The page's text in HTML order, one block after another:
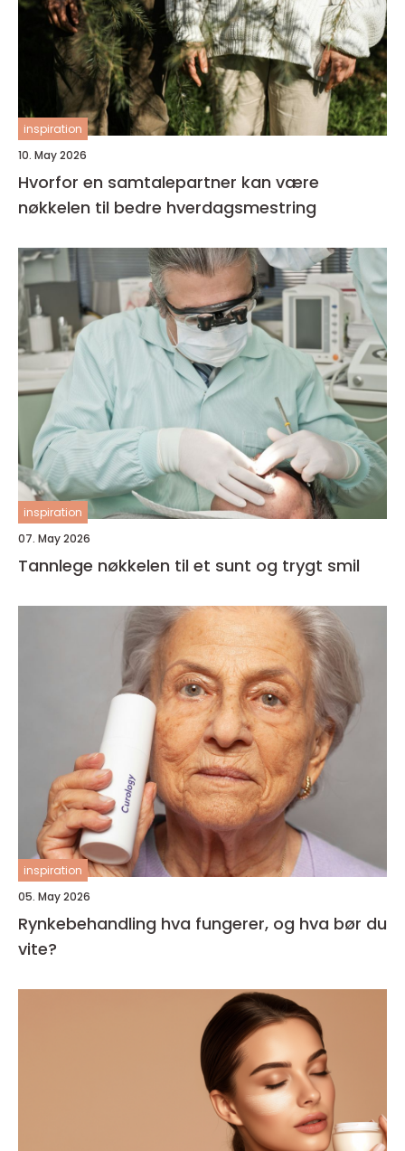
inspiration
10. May 2026
Hvorfor en samtalepartner kan være
nøkkelen til bedre hverdagsmestring
inspiration
07. May 2026
Tannlege nøkkelen til et sunt og trygt smil
inspiration
05. May 2026
Rynkebehandling hva fungerer, og hva bør du
vite?